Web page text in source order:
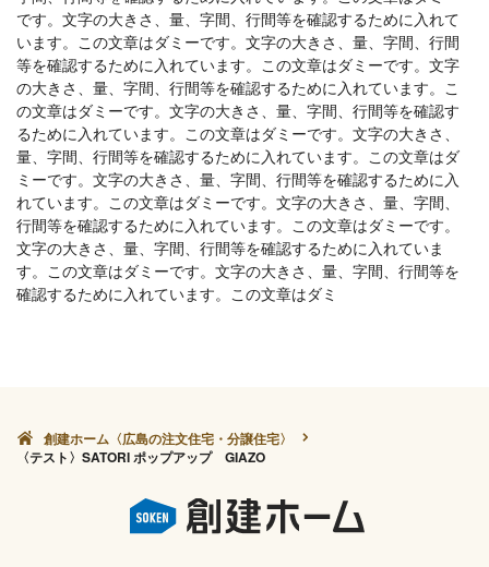
です。文字の大きさ、量、字間、行間等を確認するために入れて
います。この文章はダミーです。文字の大きさ、量、字間、行間
等を確認するために入れています。この文章はダミーです。文字
の大きさ、量、字間、行間等を確認するために入れています。こ
の文章はダミーです。文字の大きさ、量、字間、行間等を確認す
るために入れています。この文章はダミーです。文字の大きさ、
量、字間、行間等を確認するために入れています。この文章はダ
ミーです。文字の大きさ、量、字間、行間等を確認するために入
れています。この文章はダミーです。文字の大きさ、量、字間、
行間等を確認するために入れています。この文章はダミーです。
文字の大きさ、量、字間、行間等を確認するために入れていま
す。この文章はダミーです。文字の大きさ、量、字間、行間等を
確認するために入れています。この文章はダミ
創建ホーム〈広島の注文住宅・分譲住宅〉
〈テスト〉SATORI ポップアップ GIAZO